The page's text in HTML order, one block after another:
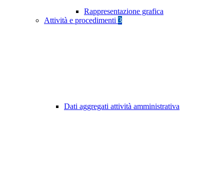
Rappresentazione grafica
Attività e procedimenti 3
Dati aggregati attività amministrativa